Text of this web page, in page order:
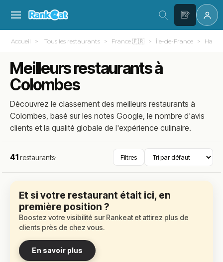
Accueil Tous les restaurants France 🇫🇷 Île-de-France
Meilleurs restaurants à
Colombes
Découvrez le classement des meilleurs restaurants à
Colombes, basé sur les notes Google, le nombre d'avis
clients et la qualité globale de l'expérience culinaire.
41restaurants· Filtres
Et si votre restaurant était ici, en
première position ?
Boostez votre visibilité sur Rankeat et attirez plus de
clients près de chez vous.
En savoir plus